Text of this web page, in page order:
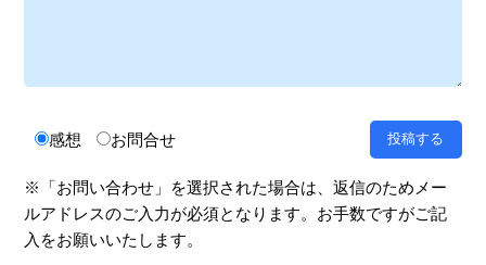
感想 お問合せ
※「お問い合わせ」を選択された場合は、返信のためメー
ルアドレスのご入力が必須となります。お手数ですがご記
入をお願いいたします。